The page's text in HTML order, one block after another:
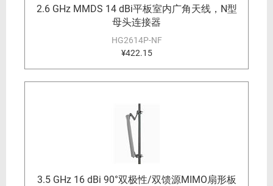
2.6 GHz MMDS 14 dBi平板室内广角天线，N型
母头连接器
HG2614P-NF
¥422.15
3.5 GHz 16 dBi 90°双极性/双馈源MIMO扇形板